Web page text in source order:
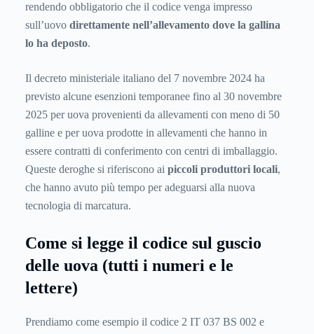
rendendo obbligatorio che il codice venga impresso
sull’uovo direttamente nell’allevamento dove la gallina
lo ha deposto.
Il decreto ministeriale italiano del 7 novembre 2024 ha
previsto alcune esenzioni temporanee fino al 30 novembre
2025 per uova provenienti da allevamenti con meno di 50
galline e per uova prodotte in allevamenti che hanno in
essere contratti di conferimento con centri di imballaggio.
Queste deroghe si riferiscono ai piccoli produttori locali,
che hanno avuto più tempo per adeguarsi alla nuova
tecnologia di marcatura.
Come si legge il codice sul guscio
delle uova (tutti i numeri e le
lettere)
Prendiamo come esempio il codice 2 IT 037 BS 002 e